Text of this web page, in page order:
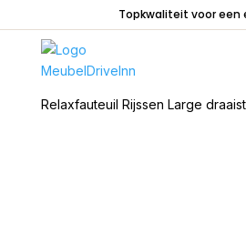
Topkwaliteit voor een
Relaxfauteuil Rijssen Large